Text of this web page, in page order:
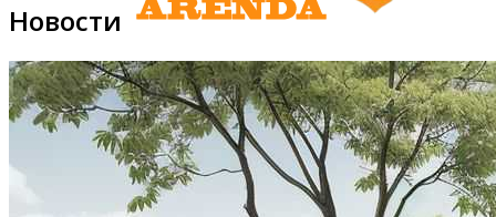
Главная
Новости